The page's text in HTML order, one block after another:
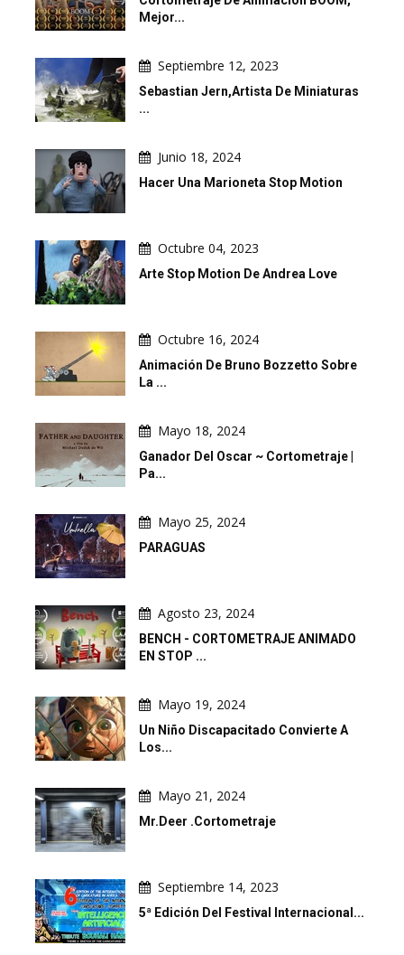
Mejor...
Septiembre 12, 2023
Sebastian Jern,artista De Miniaturas
...
Junio 18, 2024
Hacer Una Marioneta Stop Motion
Octubre 04, 2023
Arte Stop Motion De Andrea Love
Octubre 16, 2024
Animación De Bruno Bozzetto Sobre
La ...
Mayo 18, 2024
Ganador Del Oscar ~ Cortometraje |
Pa...
Mayo 25, 2024
PARAGUAS
Agosto 23, 2024
BENCH - CORTOMETRAJE ANIMADO
EN STOP ...
Mayo 19, 2024
Un Niño Discapacitado Convierte A
Los...
Mayo 21, 2024
Mr.Deer .Cortometraje
Septiembre 14, 2023
5ª Edición Del Festival Internacional...